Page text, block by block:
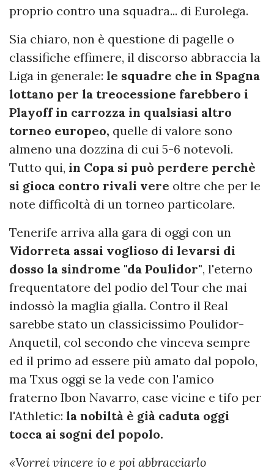
proprio contro una squadra... di Eurolega.
Sia chiaro, non è questione di pagelle o
classifiche effimere, il discorso abbraccia la
Liga in generale: le squadre che in Spagna
lottano per la treocessione farebbero i
Playoff in carrozza in qualsiasi altro
torneo europeo, quelle di valore sono
almeno una dozzina di cui 5-6 notevoli.
Tutto qui, in Copa si può perdere perchè
si gioca contro rivali vere oltre che per le
note difficoltà di un torneo particolare.
Tenerife arriva alla gara di oggi con un
Vidorreta assai voglioso di levarsi di
dosso la sindrome "da Poulidor", l'eterno
frequentatore del podio del Tour che mai
indossò la maglia gialla. Contro il Real
sarebbe stato un classicissimo Poulidor-
Anquetil, col secondo che vinceva sempre
ed il primo ad essere più amato dal popolo,
ma Txus oggi se la vede con l'amico
fraterno Ibon Navarro, case vicine e tifo per
l'Athletic: la nobiltà è già caduta oggi
tocca ai sogni del popolo.
«Vorrei vincere io e poi abbracciarlo